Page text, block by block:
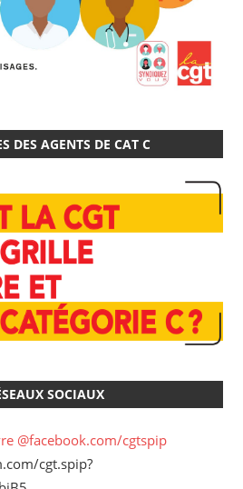
DES AGENTS DE CAT C
SOCIAUX
@facebook.com/cgtspip
cgt.spip?